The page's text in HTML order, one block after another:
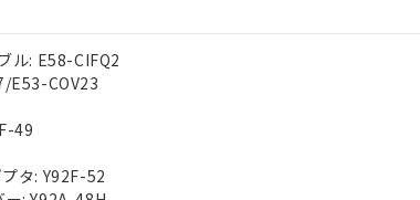
ル: E58-CIFQ2
E53-COV23
49
タ: Y92F-52